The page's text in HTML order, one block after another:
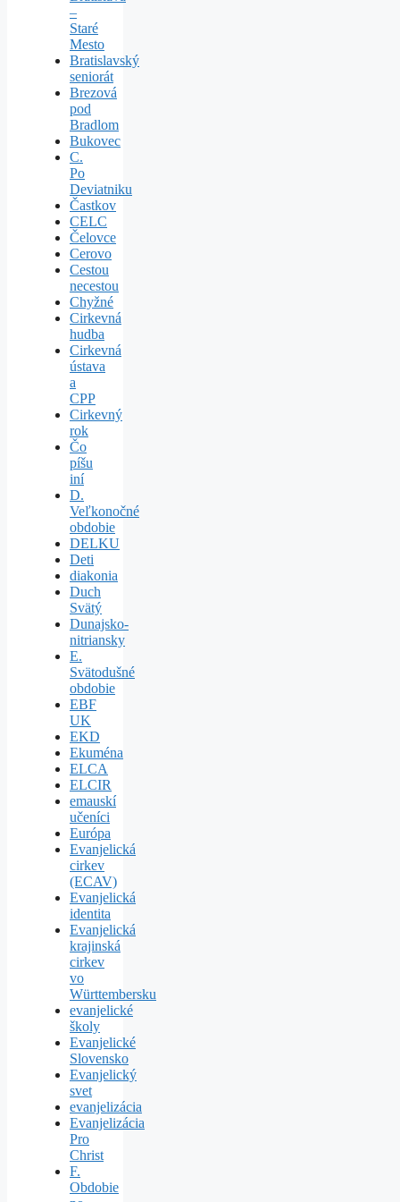
–
Staré
Mesto
Bratislavský
seniorát
Brezová
pod
Bradlom
Bukovec
C.
Po
Deviatniku
Častkov
CELC
Čelovce
Cerovo
Cestou
necestou
Chyžné
Cirkevná
hudba
Cirkevná
ústava
a
CPP
Cirkevný
rok
Čo
píšu
iní
D.
Veľkonočné
obdobie
DELKU
Deti
diakonia
Duch
Svätý
Dunajsko-
nitriansky
E.
Svätodušné
obdobie
EBF
UK
EKD
Ekuména
ELCA
ELCIR
emauskí
učeníci
Európa
Evanjelická
cirkev
(ECAV)
Evanjelická
identita
Evanjelická
krajinská
cirkev
vo
Württembersku
evanjelické
školy
Evanjelické
Slovensko
Evanjelický
svet
evanjelizácia
Evanjelizácia
Pro
Christ
F.
Obdobie